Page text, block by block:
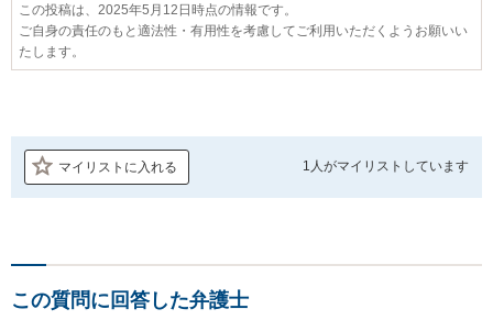
この投稿は、2025年5月12日時点の情報です。
ご自身の責任のもと適法性・有用性を考慮してご利用いただくようお願いい
たします。
マイリストに入れる 1人がマイリストしています
この質問に回答した弁護士